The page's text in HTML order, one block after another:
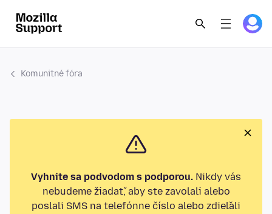
Komunitné fóra
Vyhnite sa podvodom s podporou. Nikdy vás
nebudeme žiadať, aby ste zavolali alebo
poslali SMS na telefónne číslo alebo zdieľali